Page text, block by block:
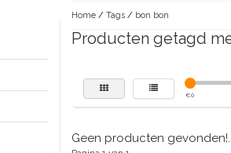
Home/ Tags/ bon bon
Producten getagd
€0
Geen producten